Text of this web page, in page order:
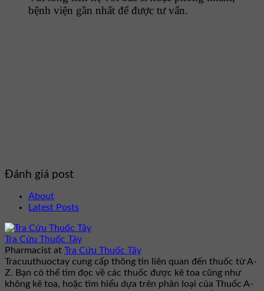
bệnh viện gần nhất để được tư vấn.
Đánh giá post
About
Latest Posts
Tra Cứu Thuốc Tây
Pharmacist at Tra Cứu Thuốc Tây
Tracuuthuoctay cung cấp thông tin liên quan đến thuốc từ A-
Z. Bạn có thể tìm đọc về các thuốc được kê toa cũng như
không kê toa, hoặc tìm hiểu dựa trên phân loại của Thuốc A-